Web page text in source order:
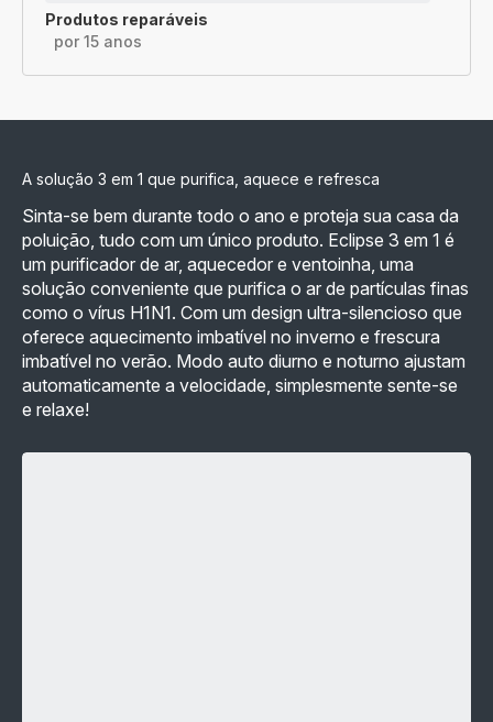
Produtos reparáveis
por 15 anos
A solução 3 em 1 que purifica, aquece e refresca
Sinta-se bem durante todo o ano e proteja sua casa da
poluição, tudo com um único produto. Eclipse 3 em 1 é
um purificador de ar, aquecedor e ventoinha, uma
solução conveniente que purifica o ar de partículas finas
como o vírus H1N1. Com um design ultra-silencioso que
oferece aquecimento imbatível no inverno e frescura
imbatível no verão. Modo auto diurno e noturno ajustam
automaticamente a velocidade, simplesmente sente-se
e relaxe!